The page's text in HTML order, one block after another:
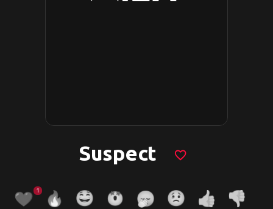
Suspect favorite_border
1